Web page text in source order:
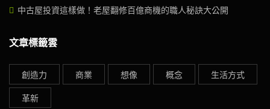
中古屋投資這樣做！老屋翻修百億商機的職人秘訣大公開
文章標籤雲
創造力 商業 想像 概念
生活方式
革新